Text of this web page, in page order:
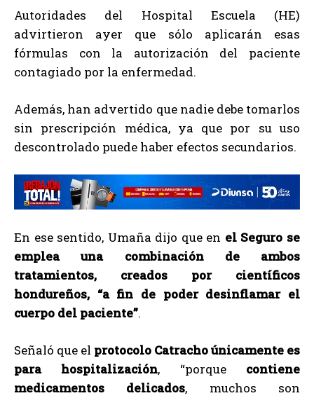
Autoridades del Hospital Escuela (HE)
advirtieron ayer que sólo aplicarán esas
fórmulas con la autorización del paciente
contagiado por la enfermedad.
Además, han advertido que nadie debe tomarlos
sin prescripción médica, ya que por su uso
descontrolado puede haber efectos secundarios.
En ese sentido, Umaña dijo que en el Seguro se
emplea una combinación de ambos
tratamientos, creados por científicos
hondureños, “a fin de poder desinflamar el
cuerpo del paciente”.
Señaló que el protocolo Catracho únicamente es
para hospitalización, “porque contiene
medicamentos delicados, muchos son